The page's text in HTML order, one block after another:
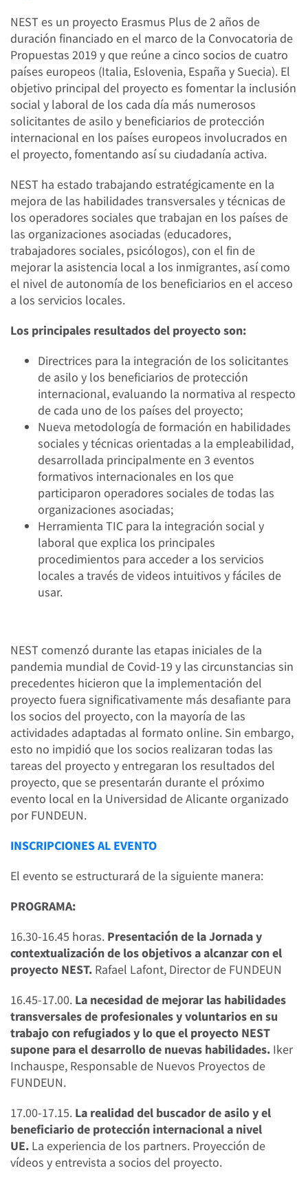
NEST es un proyecto Erasmus Plus de 2 años de
duración financiado en el marco de la Convocatoria de
Propuestas 2019 y que reúne a cinco socios de cuatro
países europeos (Italia, Eslovenia, España y Suecia). El
objetivo principal del proyecto es fomentar la inclusión
social y laboral de los cada día más numerosos
solicitantes de asilo y beneficiarios de protección
internacional en los países europeos involucrados en
el proyecto, fomentando así su ciudadanía activa.
NEST ha estado trabajando estratégicamente en la
mejora de las habilidades transversales y técnicas de
los operadores sociales que trabajan en los países de
las organizaciones asociadas (educadores,
trabajadores sociales, psicólogos), con el fin de
mejorar la asistencia local a los inmigrantes, así como
el nivel de autonomía de los beneficiarios en el acceso
a los servicios locales.
Los principales resultados del proyecto son:
Directrices para la integración de los solicitantes
de asilo y los beneficiarios de protección
internacional, evaluando la normativa al respecto
de cada uno de los países del proyecto;
Nueva metodología de formación en habilidades
sociales y técnicas orientadas a la empleabilidad,
desarrollada principalmente en 3 eventos
formativos internacionales en los que
participaron operadores sociales de todas las
organizaciones asociadas;
Herramienta TIC para la integración social y
laboral que explica los principales
procedimientos para acceder a los servicios
locales a través de videos intuitivos y fáciles de
usar.
NEST comenzó durante las etapas iniciales de la
pandemia mundial de Covid-19 y las circunstancias sin
precedentes hicieron que la implementación del
proyecto fuera significativamente más desafiante para
los socios del proyecto, con la mayoría de las
actividades adaptadas al formato online. Sin embargo,
esto no impidió que los socios realizaran todas las
tareas del proyecto y entregaran los resultados del
proyecto, que se presentarán durante el próximo
evento local en la Universidad de Alicante organizado
por FUNDEUN.
INSCRIPCIONES AL EVENTO
El evento se estructurará de la siguiente manera:
PROGRAMA:
16.30-16.45 horas. Presentación de la Jornada y
contextualización de los objetivos a alcanzar con el
proyecto NEST. Rafael Lafont, Director de FUNDEUN
16.45-17.00. La necesidad de mejorar las habilidades
transversales de profesionales y voluntarios en su
trabajo con refugiados y lo que el proyecto NEST
supone para el desarrollo de nuevas habilidades. Iker
Inchauspe, Responsable de Nuevos Proyectos de
FUNDEUN.
17.00-17.15. La realidad del buscador de asilo y el
beneficiario de protección internacional a nivel
UE. La experiencia de los partners. Proyección de
vídeos y entrevista a socios del proyecto.